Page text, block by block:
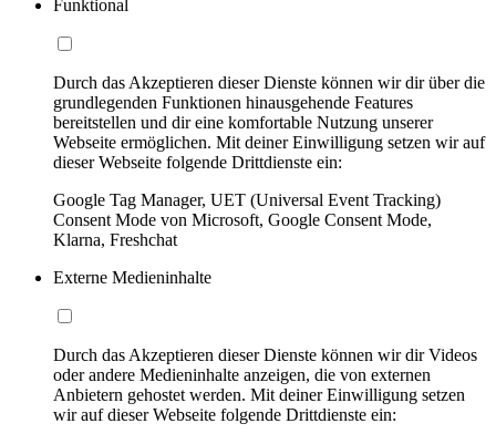
Funktional
Durch das Akzeptieren dieser Dienste können wir dir über die
grundlegenden Funktionen hinausgehende Features
bereitstellen und dir eine komfortable Nutzung unserer
Webseite ermöglichen. Mit deiner Einwilligung setzen wir auf
dieser Webseite folgende Drittdienste ein:
Google Tag Manager, UET (Universal Event Tracking)
Consent Mode von Microsoft, Google Consent Mode,
Klarna, Freshchat
Externe Medieninhalte
Durch das Akzeptieren dieser Dienste können wir dir Videos
oder andere Medieninhalte anzeigen, die von externen
Anbietern gehostet werden. Mit deiner Einwilligung setzen
wir auf dieser Webseite folgende Drittdienste ein: